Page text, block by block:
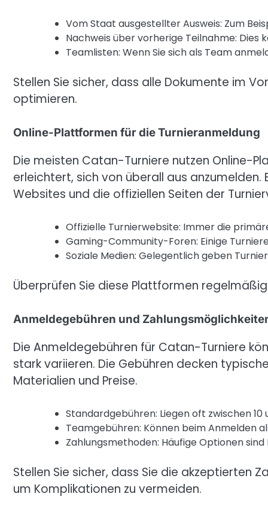
Vom Staat ausgestellter Ausweis: Zum
Nachweis über vorherige Teilnahme:
Teamlisten: Wenn Sie sich als Team
Stellen Sie sicher, dass alle Dokumente im
optimieren.
Online-Plattformen für die Turnieranmeldung
Die meisten Catan-Turniere nutzen Online-
erleichtert, sich von überall aus
Websites und die offiziellen Seiten der
Offizielle Turnierwebsite: Immer die
Gaming-Community-Foren: Einige
Soziale Medien: Gelegentlich geben
Überprüfen Sie diese Plattformen
Anmeldegebühren und
Die Anmeldegebühren für Catan-Turniere
stark variieren. Die Gebühren decken
Materialien und Preise.
Standardgebühren: Liegen oft zwischen 10
Teamgebühren: Können beim Anmelden
Zahlungsmethoden: Häufige Optionen
Stellen Sie sicher, dass Sie die akzeptierten
um Komplikationen zu vermeiden.